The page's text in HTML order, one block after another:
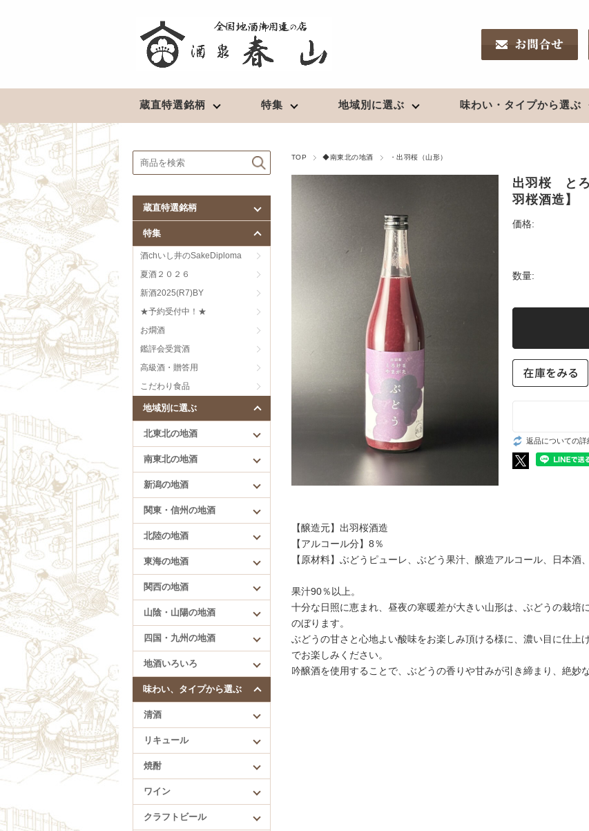
蔵直特選銘柄 特集
★予約受付中！★
酒chいし井のSakeDiploma対策
夏酒２０２６
高級酒・贈答用
地域別に選ぶ
北東北の地酒
陸奥八仙（青森）
田酒／喜久泉（青森）
鳩正宗（青森）
南部美人（岩手）
やまとしずく（秋田）
刈穂（秋田）
まんさくの花（秋田）
雪の茅舎（秋田）
南東北の地酒
栄光冨士（山形）
辯天（山形）
住吉、樽平（山形）
羽陽男山（山形）
会州一（福島）
会津中将（福島）
大七（福島）
久保田（新潟）
〆張鶴（新潟）
越乃寒梅（新潟）
八海山（新潟）
鶴齢（新潟）
清泉（新潟）
雪中梅（新潟）
高千代（新潟）
猪又酒造（新潟）
凜嘉（新潟）
北陸の地酒
満寿泉（富山）
手取川（石川）
花垣（福井）
開運（静岡）
敷島（愛知）
津島屋（岐阜）
花盛（岐阜）
梅乃宿（奈良）
四国・九州の地酒
賀儀屋（愛媛）
久礼（高知）
酔鯨（高知）
繁桝（福岡）
肥前蔵心（佐賀）
地酒いろいろ
地酒いろいろ
味わい・タイプから選ぶ
清酒
最高級酒
超辛口
淡麗辛口
淡麗旨口
芳醇辛口
芳醇旨口
甘口
にごり、うすにごり
低精白のお酒
創意工夫
リキュール
日本ワイン
ウイスキー
ジャパニーズ
スコッチ
洋酒いろいろ
TOP ◆南東北の地酒 ・出羽桜（山形）
出羽桜 と
羽桜酒造】
価格:
数量:
返品についての詳
【醸造元】出羽桜酒造
【アルコール分】8％
【原材料】ぶどうピューレ、ぶどう果汁、醸造アルコール、日本酒
果汁90％以上。
十分な日照に恵まれ、昼夜の寒暖差が大きい山形は、ぶどうの栽培
のぼります。
ぶどうの甘さと心地よい酸味をお楽しみ頂ける様に、濃い目に仕上
でお楽しみください。
吟醸酒を使用することで、ぶどうの香りや甘みが引き締まり、絶妙
蔵直特選銘柄
特集
酒chいし井のSakeDiploma
夏酒２０２６
新酒2025(R7)BY
★予約受付中！★
お燗酒
鑑評会受賞酒
高級酒・贈答用
こだわり食品
地域別に選ぶ
北東北の地酒
南東北の地酒
新潟の地酒
関東・信州の地酒
北陸の地酒
東海の地酒
関西の地酒
山陰・山陽の地酒
四国・九州の地酒
地酒いろいろ
味わい、タイプから選ぶ
清酒
リキュール
焼酎
ワイン
クラフトビール